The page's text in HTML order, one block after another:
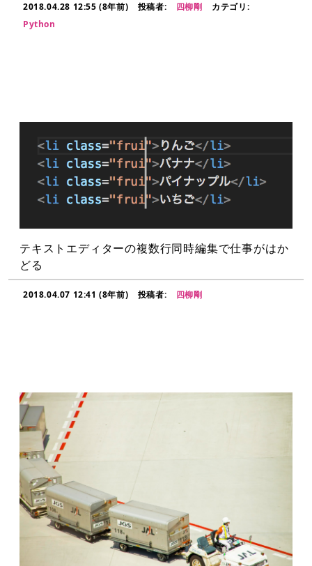
2018.04.28 12:55 (8年前) 投稿者: 四柳剛
カテゴリ:
Python
テキストエディターの複数行同時編集で仕事がはか
どる
2018.04.07 12:41 (8年前) 投稿者: 四柳剛